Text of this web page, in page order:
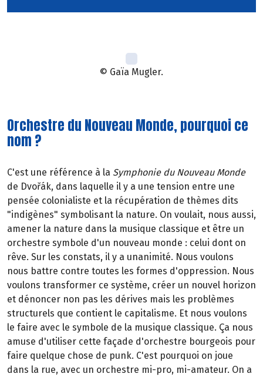
© Gaïa Mugler.
Orchestre du Nouveau Monde, pourquoi ce
nom ?
C'est une référence à la Symphonie du Nouveau Monde
de Dvořák, dans laquelle il y a une tension entre une
pensée colonialiste et la récupération de thèmes dits
"indigènes" symbolisant la nature. On voulait, nous aussi,
amener la nature dans la musique classique et être un
orchestre symbole d'un nouveau monde : celui dont on
rêve. Sur les constats, il y a unanimité. Nous voulons
nous battre contre toutes les formes d'oppression. Nous
voulons transformer ce système, créer un nouvel horizon
et dénoncer non pas les dérives mais les problèmes
structurels que contient le capitalisme. Et nous voulons
le faire avec le symbole de la musique classique. Ça nous
amuse d'utiliser cette façade d'orchestre bourgeois pour
faire quelque chose de punk. C'est pourquoi on joue
dans la rue, avec un orchestre mi-pro, mi-amateur. On a